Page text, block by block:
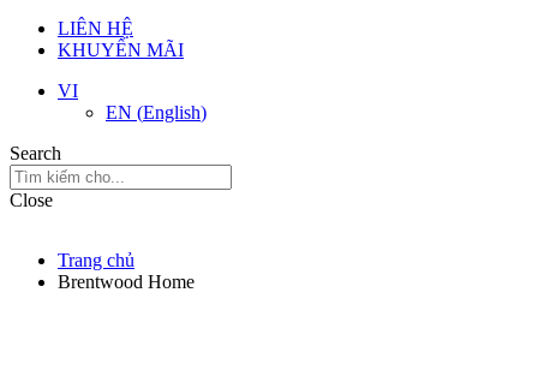
LIÊN HỆ
KHUYẾN MÃI
VI
EN (English)
Search
Close
Trang chủ
Brentwood Home